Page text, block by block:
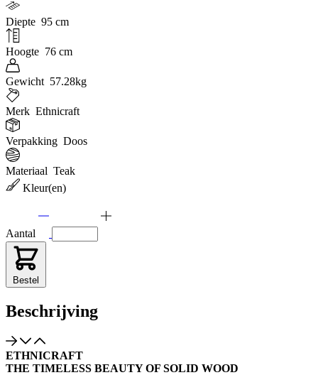
Diepte 95 cm
Hoogte 76 cm
Gewicht 57.28kg
Merk Ethnicraft
Verpakking Doos
Materiaal Teak
Kleur(en)
Aantal
Bestel
Beschrijving
ETHNICRAFT
THE TIMELESS BEAUTY OF SOLID WOOD